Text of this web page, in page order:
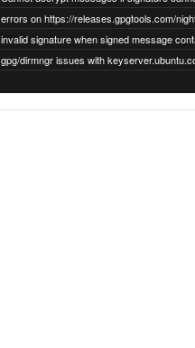
errors on https://releases.gpgtools.com/